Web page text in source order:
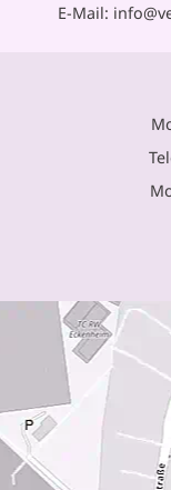
E-Mail: